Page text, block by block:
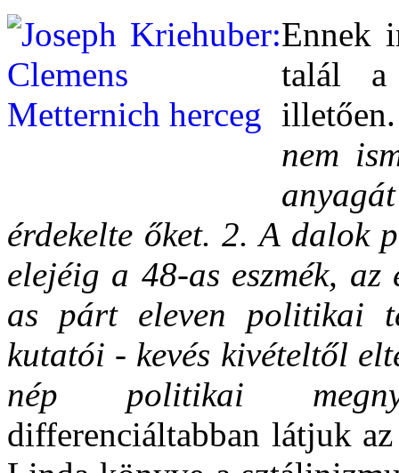
Ennek
talál a
nem
érdekelte őket. 2. A dalok
elejéig a 48-as eszmék,
as párt eleven politikai
kutatói - kevés kivételtől
nép politikai
differenciáltabban látjuk